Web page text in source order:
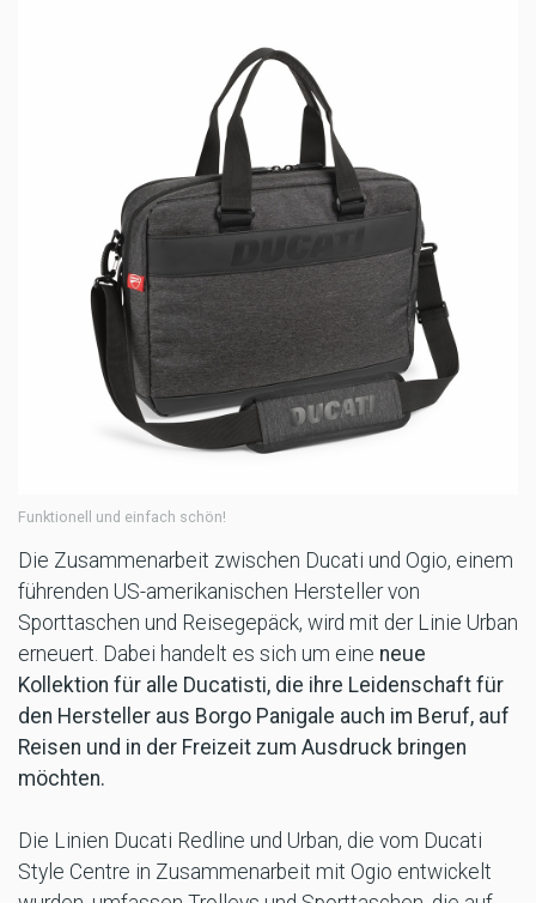
Funktionell und einfach schön!
Die Zusammenarbeit zwischen Ducati und Ogio, einem
führenden US-amerikanischen Hersteller von
Sporttaschen und Reisegepäck, wird mit der Linie Urban
erneuert. Dabei handelt es sich um eine neue
Kollektion für alle Ducatisti, die ihre Leidenschaft für
den Hersteller aus Borgo Panigale auch im Beruf, auf
Reisen und in der Freizeit zum Ausdruck bringen
möchten.
Die Linien Ducati Redline und Urban, die vom Ducati
Style Centre in Zusammenarbeit mit Ogio entwickelt